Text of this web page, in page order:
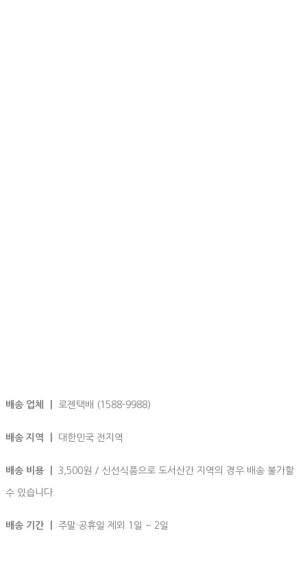
배송 업체 ㅣ 로젠택배 (1588-9988)
배송 지역 ㅣ 대한민국 전지역
배송 비용 ㅣ 3,500원 / 신선식품으로 도서산간 지역의 경우 배송 불가할
수 있습니다.
배송 기간 ㅣ 주말·공휴일 제외 1일 ~ 2일